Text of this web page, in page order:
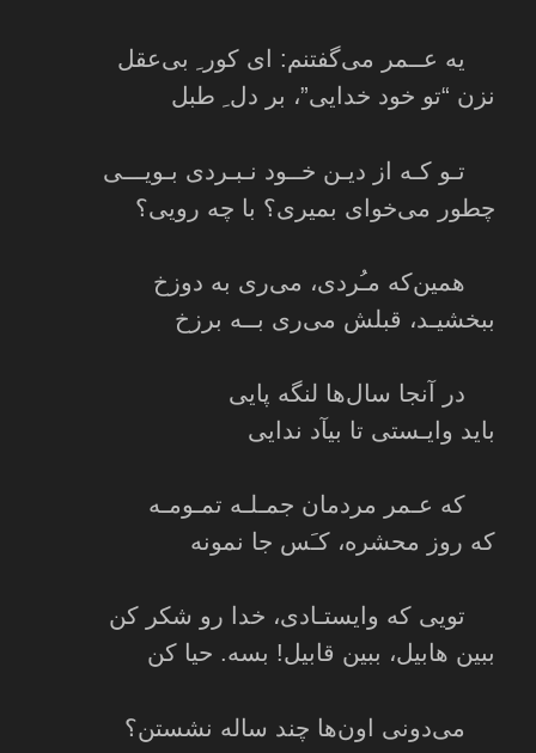
یه عــمر می‌گفتنم: ای کور ِ بی‌عقل
نزن “تو خود خدایی”، بر دل ِ طبل
تـو کـه از دیـن خــود نـبـردی بـویـــی
چطور می‌خوای بمیری؟ با چه رویی؟
همین‌که مـُردی، می‌ری به دوزخ
ببخشیـد، قبلش می‌ری بــه برزخ
در آنجا سال‌ها لنگه پایی
باید وایـستی تا بیآد ندایی
که عـمر مردمان جمـلـه تمـومـه
که روز محشره، کـَس جا نمونه
تویی که وایستـادی، خدا رو شکر کن
ببین هابیل، ببین قابیل! بسه. حیا کن
می‌دونی اون‌ها چند ساله نشستن؟